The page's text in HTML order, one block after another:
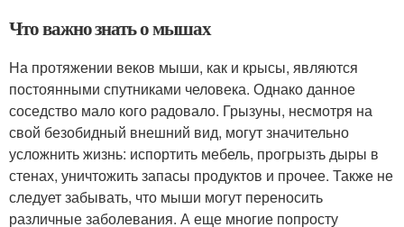
Что важно знать о мышах
На протяжении веков мыши, как и крысы, являются
постоянными спутниками человека. Однако данное
соседство мало кого радовало. Грызуны, несмотря на
свой безобидный внешний вид, могут значительно
усложнить жизнь: испортить мебель, прогрызть дыры в
стенах, уничтожить запасы продуктов и прочее. Также не
следует забывать, что мыши могут переносить
различные заболевания. А еще многие попросту